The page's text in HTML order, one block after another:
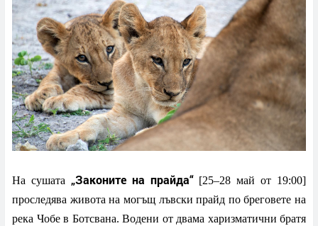
На сушата „Законите на прайда“[25–28 май от 19:00]
проследява живота на могъщ лъвски прайд по бреговете на
река Чобе в Ботсвана. Водени от двама харизматични братя